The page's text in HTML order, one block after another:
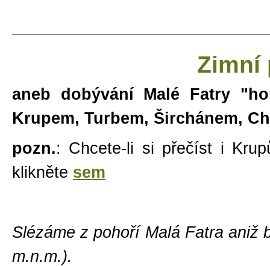
Zimní
aneb dobývání Malé Fatry
Krupem, Turbem, Širchánem,
pozn.: Chcete-li si přečíst i
klikněte sem
Slézáme z pohoří Malá Fatra aniž
m.n.m.).